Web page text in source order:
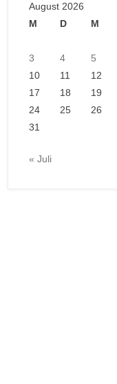
August 2026
M
D M
3
4 5
10
11 12
17
18 19
24
25 26
31
« Juli